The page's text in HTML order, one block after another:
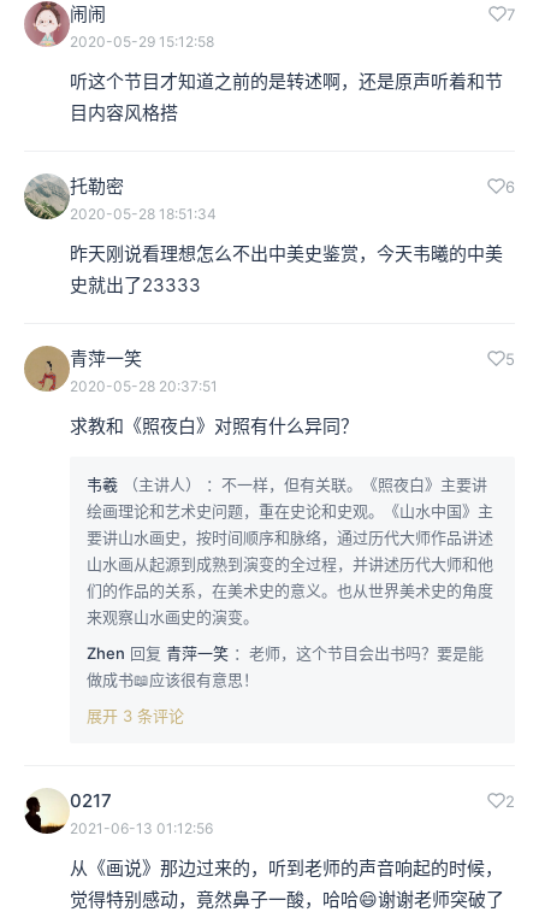
闹闹 7
2020-05-29 15:12:58
听这个节目才知道之前的是转述啊，还是原声听着和节
目内容风格搭
托勒密 6
2020-05-28 18:51:34
昨天刚说看理想怎么不出中美史鉴赏，今天韦曦的中美
史就出了23333
青萍一笑 5
2020-05-28 20:37:51
求教和《照夜白》对照有什么异同？
韦羲 （主讲人）
：不一样，但有关联。《照夜白》主要讲
绘画理论和艺术史问题，重在史论和史观。《山水中国》主
要讲山水画史，按时间顺序和脉络，通过历代大师作品讲述
山水画从起源到成熟到演变的全过程，并讲述历代大师和他
们的作品的关系，在美术史的意义。也从世界美术史的角度
来观察山水画史的演变。
Zhen 回复 青萍一笑 ：老师，这个节目会出书吗？要是能
做成书📖应该很有意思！
展开 3 条评论
0217 2
2021-06-13 01:12:56
从《画说》那边过来的，听到老师的声音响起的时候，
觉得特别感动，竟然鼻子一酸，哈哈😄谢谢老师突破了